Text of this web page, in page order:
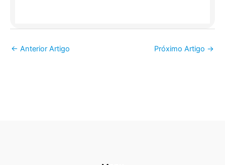
← Anterior Artigo Próximo Artigo →